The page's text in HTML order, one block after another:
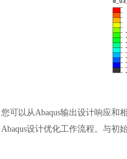
您可以从Abaqus输出设计响应和
Abaqus设计优化工作流程。与初